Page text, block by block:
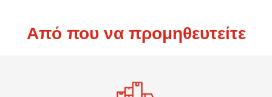
Από που να προμηθευτείτε